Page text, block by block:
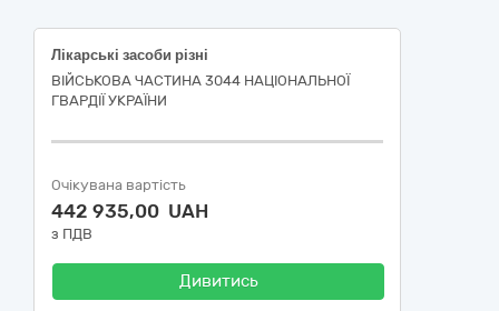
Лікарські засоби різні
ВІЙСЬКОВА ЧАСТИНА 3044 НАЦІОНАЛЬНОЇ
ГВАРДІЇ УКРАЇНИ
Очікувана вартість
442 935,00 UAH
з ПДВ
Дивитись